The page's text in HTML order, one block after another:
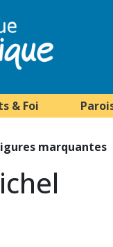
& Foi
marquantes